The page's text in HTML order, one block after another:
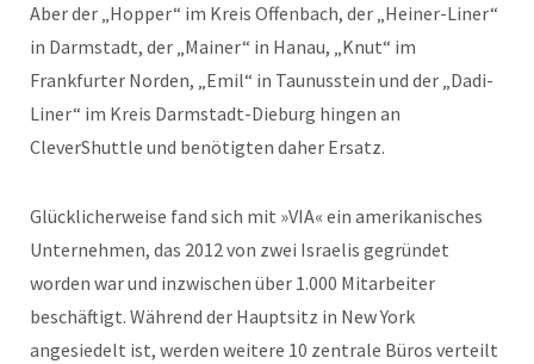
Aber der „Hopper“ im Kreis Offenbach, der „Heiner-Liner“
in Darmstadt, der „Mainer“ in Hanau, „Knut“ im
Frankfurter Norden, „Emil“ in Taunusstein und der „Dadi-
Liner“ im Kreis Darmstadt-Dieburg hingen an
CleverShuttle und benötigten daher Ersatz.
Glücklicherweise fand sich mit »VIA« ein amerikanisches
Unternehmen, das 2012 von zwei Israelis gegründet
worden war und inzwischen über 1.000 Mitarbeiter
beschäftigt. Während der Hauptsitz in New York
angesiedelt ist, werden weitere 10 zentrale Büros verteilt